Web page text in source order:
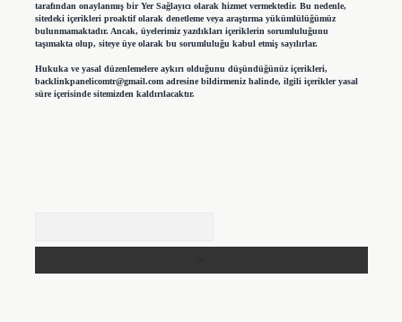
tarafından onaylanmış bir Yer Sağlayıcı olarak hizmet vermektedir. Bu nedenle,
sitedeki içerikleri proaktif olarak denetleme veya araştırma yükümlülüğümüz
bulunmamaktadır. Ancak, üyelerimiz yazdıkları içeriklerin sorumluluğunu
taşımakta olup, siteye üye olarak bu sorumluluğu kabul etmiş sayılırlar.
Hukuka ve yasal düzenlemelere aykırı olduğunu düşündüğünüz içerikleri,
backlinkpanelicomtr@gmail.comadresine bildirmeniz halinde, ilgili içerikler yasal
süre içerisinde sitemizden kaldırılacaktır.